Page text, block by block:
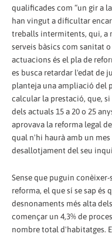
qualificades com “un gir a
han vingut a dificultar
treballs intermitents, qui, a
serveis bàsics com sanitat
actuacions és el pla de
es busca retardar l'edat de
planteja una ampliació del
calcular la prestació, que, si
dels actuals 15 a 20 o 25
aprovava la reforma legal
qual n'hi haurà amb un
desallotjament del seu
Sense que puguin
reforma, el que sí se sap és
desnonaments més alta
començar un 4,3% de
nombre total d'habitatges.